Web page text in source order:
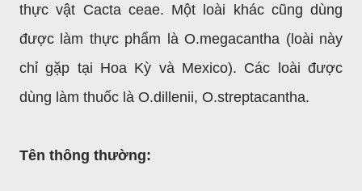
thực vật Cacta ceae. Một loài khác cũng dùng
được làm thực phẩm là O.megacantha (loài này
chỉ gặp tại Hoa Kỳ và Mexico). Các loài được
dùng làm thuốc là O.dillenii, O.streptacantha.
Tên thông thường: